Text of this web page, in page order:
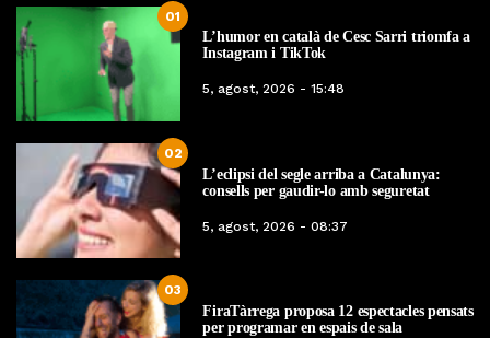
01
L’humor en català de Cesc Sarri triomfa a
Instagram i TikTok
5, agost, 2026 - 15:48
02
L’eclipsi del segle arriba a Catalunya:
consells per gaudir-lo amb seguretat
5, agost, 2026 - 08:37
03
FiraTàrrega proposa 12 espectacles pensats
per programar en espais de sala